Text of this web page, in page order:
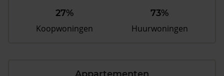
27%
Koopwoningen
73%
Huurwoningen